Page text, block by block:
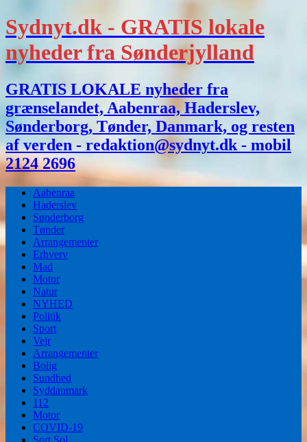
Sydnyt.dk - GRATIS lokale
nyheder fra Sønderjylland
GRATIS LOKALE nyheder fra
grænselandet, Aabenraa, Haderslev,
Sønderborg, Tønder, Danmark, og resten
af verden - redaktion@sydnyt.dk - mobil
2124 2696
Aabenraa
Haderslev
Sønderborg
Tønder
Arrangementer
Erhverv
Mad
Motor
Natur
NYHED
Politik
Sport
Vejr
Arrangementer
Bolig
Sundhed
Syddanmark
112
Motor
COVID-19
Sort Sol